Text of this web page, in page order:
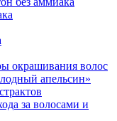
окрашивания волос
апельсин»
за волосами и